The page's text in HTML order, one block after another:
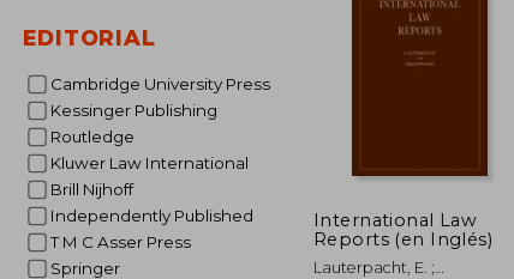
EDITORIAL
Cambridge University Press
Kessinger Publishing
Routledge
Kluwer Law International
Brill Nijhoff
Independently Published
T M C Asser Press
Springer
45%
dcto.
International Law
Reports (en Inglés)
Lauterpacht, E. ;